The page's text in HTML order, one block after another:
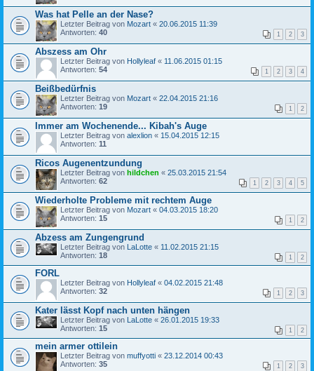
Was hat Pelle an der Nase?
Letzter Beitrag von Mozart « 20.06.2015 11:39
Antworten: 40 1 2 3
Abszess am Ohr
Letzter Beitrag von Hollyleaf « 11.06.2015 01:15
Antworten: 54 1 2 3 4
Beißbedürfnis
Letzter Beitrag von Mozart « 22.04.2015 21:16
Antworten: 19 1 2
Immer am Wochenende... Kibah's Auge
Letzter Beitrag von alexlion « 15.04.2015 12:15
Antworten: 11
Ricos Augenentzundung
Letzter Beitrag von hildchen « 25.03.2015 21:54
Antworten: 62 1 2 3 4 5
Wiederholte Probleme mit rechtem Auge
Letzter Beitrag von Mozart « 04.03.2015 18:20
Antworten: 15 1 2
Abzess am Zungengrund
Letzter Beitrag von LaLotte « 11.02.2015 21:15
Antworten: 18 1 2
FORL
Letzter Beitrag von Hollyleaf « 04.02.2015 21:48
Antworten: 32 1 2 3
Kater lässt Kopf nach unten hängen
Letzter Beitrag von LaLotte « 26.01.2015 19:33
Antworten: 15 1 2
mein armer ottilein
Letzter Beitrag von muffyotti « 23.12.2014 00:43
Antworten: 35 1 2 3